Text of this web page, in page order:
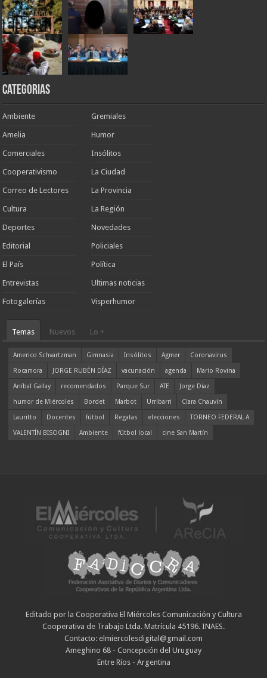
Categorias
Ambiente
Amelia
Comerciales
Cooperativismo
Correo de Lectores
Cultura
Deportes
Editorial
El País
Entrevistas
Fotogalerías
Gremiales
Humor
Insólitos
La Ciudad
La Provincia
La Región
Novedades
Policiales
Política
Ultimas noticias
Visperhumor
Temas Nuevos Lo +
Americo Schvartzman Gimnasia Insólitos Agmer
Coronavirus
Rocamora
JORGE RUBÉN DÍAZ vacunación agenda
Mario Rovina
Aníbal Gallay
recomendados Parque Sur ATE
Jorge Díaz
humor de Miércoles
Bordet Marbot Urribarri
Clara Chauvín
Lauritto
Docentes fútbol Regatas elecciones
TORNEO FEDERAL A
VALENTÍN BISOGNI
Ambiente fútbol local cine San Martín
Editado por la Cooperativa El Miércoles Comunicación y Cultura
Cooperativa de Trabajo Ltda. Matrícula 45196. INAES.
Contacto: elmiercolesdigital@gmail.com
Ameghino 68 - Concepción del Uruguay
Entre Ríos - Argentina